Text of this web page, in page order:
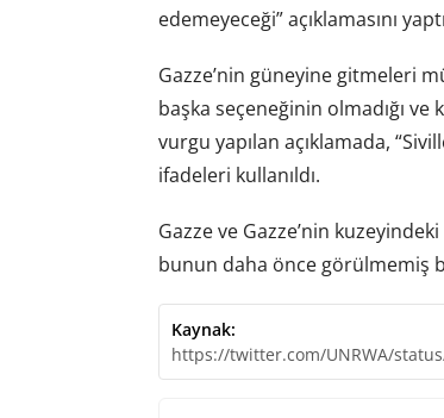
edemeyeceği” açıklamasını
Gazze’nin güneyine gitmeleri
başka seçeneğinin olmadığı
vurgu yapılan açıklamada,
ifadeleri kullanıldı.
Gazze ve Gazze’nin
bunun daha önce görülmemiş
Kaynak:
https://twitter.com/UNRWA/